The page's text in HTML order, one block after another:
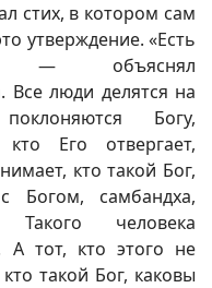
стих, в котором сам
утверждение. «Есть
— объяснял
Все люди делятся на
Богу,
Его отвергает,
кто такой Бог,
Богом, самбандха,
человека
А тот, кто этого не
такой Бог, каковы